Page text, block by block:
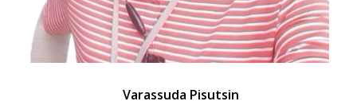
Varassuda Pisutsin